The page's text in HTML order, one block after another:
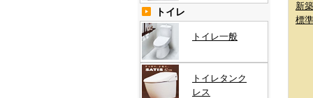
トイレ
トイレ一般
トイレタンク
レス
新
標